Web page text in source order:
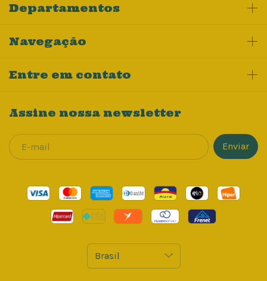
Departamentos
Navegação
Entre em contato
Assine nossa newsletter